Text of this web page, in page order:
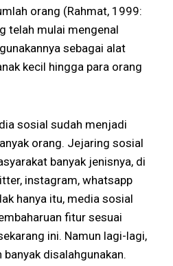
orang (Rahmat, 1999:
telah mulai mengenal
sebagai alat
kecil hingga para orang
sosial sudah menjadi
orang. Jejaring sosial
banyak jenisnya, di
instagram, whatsapp
hanya itu, media sosial
fitur sesuai
ini. Namun lagi-lagi,
disalahgunakan.